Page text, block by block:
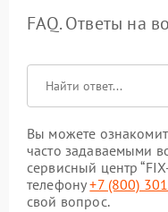
FAQ. Ответы на
Вы можете
часто задаваемыми
сервисный центр
телефону+7 (800)
свой вопрос.